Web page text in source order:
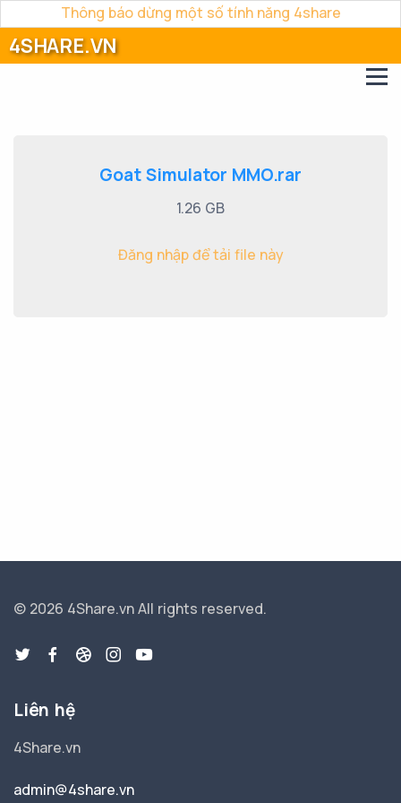
Thông báo dừng một số tính năng 4share
4SHARE.VN
Goat Simulator MMO.rar
1.26 GB
Đăng nhập để tải file này
© 2026 4Share.vnAll rights reserved.
Liên hệ
4Share.vn
admin@4share.vn